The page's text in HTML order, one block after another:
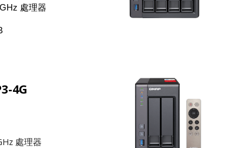
處理器
4G
處理器